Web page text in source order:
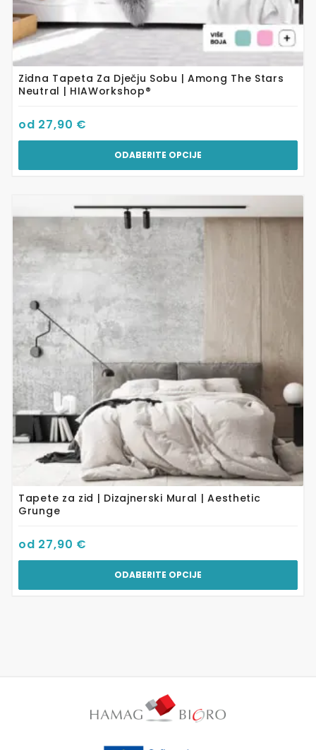
Zidna Tapeta Za Dječju Sobu | Among The Stars
Neutral | HIAWorkshop®
od 27,90 €
ODABERITE OPCIJE
Tapete za zid | Dizajnerski Mural | Aesthetic
Grunge
od 27,90 €
ODABERITE OPCIJE
više
varijanti.
Opcije
mogu
odabrati
na
stranici
proizvoda